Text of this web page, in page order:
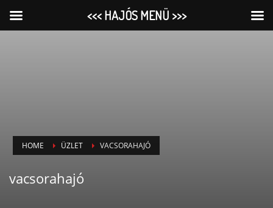
HOME ÜZLET VACSORAHAJÓ
vacsorahajó
<<< HAJÓS MENÜ >>>